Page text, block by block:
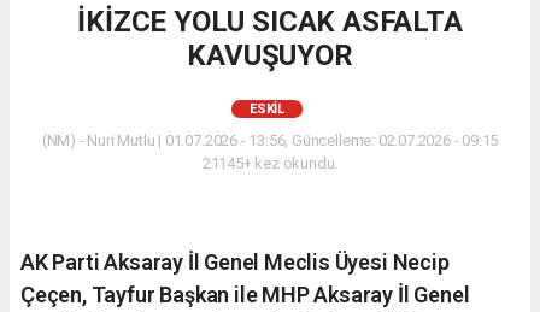
İKİZCE YOLU SICAK ASFALTA
KAVUŞUYOR
ESKİL
(NM) - Nuri Mutlu | 01.07.2026 - 13:56, Güncelleme: 02.07.2026 - 09:15
21145+ kez okundu.
AK Parti Aksaray İl Genel Meclis Üyesi Necip
Çeçen, Tayfur Başkan ile MHP Aksaray İl Genel